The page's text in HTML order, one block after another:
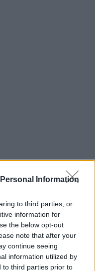
Information
to third parties, or
information for
the below opt-out
note that after your
continue seeing
information utilized by
to third parties prior to